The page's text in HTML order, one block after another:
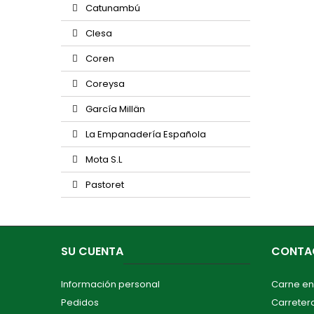
Catunambú
Clesa
Coren
Coreysa
García Millän
La Empanadería Española
Mota S.L
Pastoret
SU CUENTA
Información personal
Pedidos
Carne